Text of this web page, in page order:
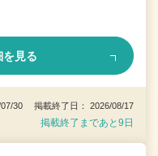
を見る
07/30 掲載終了日： 2026/08/17
掲載終了まであと9日